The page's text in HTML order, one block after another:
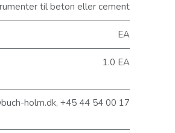
til beton eller cement
EA
1.0 EA
holm.dk, +45 44 54 00 17